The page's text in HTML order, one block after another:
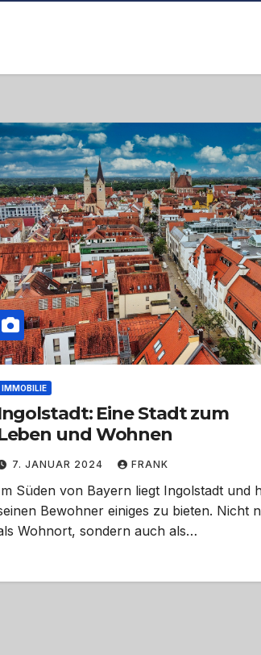
IMMOBILIE
Eine Stadt zum
und Wohnen
7. JANUAR 2024 FRANK
Süden von Bayern liegt Ingolstadt und
Bewohner einiges zu bieten. Nicht
Wohnort, sondern auch als…